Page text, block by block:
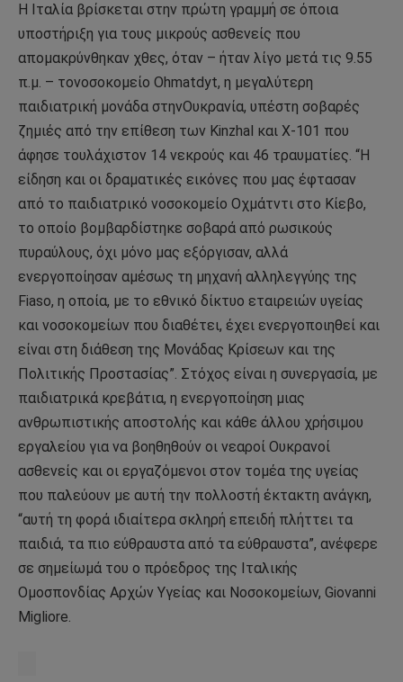
Η Ιταλία βρίσκεται στην πρώτη γραμμή σε όποια
υποστήριξη για τους μικρούς ασθενείς που
απομακρύνθηκαν χθες, όταν – ήταν λίγο μετά τις 9.55
π.μ. – τονοσοκομείο Ohmatdyt, η μεγαλύτερη
παιδιατρική μονάδα στηνΟυκρανία, υπέστη σοβαρές
ζημιές από την επίθεση των Kinzhal και X-101 που
άφησε τουλάχιστον 14 νεκρούς και 46 τραυματίες. “Η
είδηση και οι δραματικές εικόνες που μας έφτασαν
από το παιδιατρικό νοσοκομείο Οχμάτντι στο Κίεβο,
το οποίο βομβαρδίστηκε σοβαρά από ρωσικούς
πυραύλους, όχι μόνο μας εξόργισαν, αλλά
ενεργοποίησαν αμέσως τη μηχανή αλληλεγγύης της
Fiaso, η οποία, με το εθνικό δίκτυο εταιρειών υγείας
και νοσοκομείων που διαθέτει, έχει ενεργοποιηθεί και
είναι στη διάθεση της Μονάδας Κρίσεων και της
Πολιτικής Προστασίας”. Στόχος είναι η συνεργασία, με
παιδιατρικά κρεβάτια, η ενεργοποίηση μιας
ανθρωπιστικής αποστολής και κάθε άλλου χρήσιμου
εργαλείου για να βοηθηθούν οι νεαροί Ουκρανοί
ασθενείς και οι εργαζόμενοι στον τομέα της υγείας
που παλεύουν με αυτή την πολλοστή έκτακτη ανάγκη,
“αυτή τη φορά ιδιαίτερα σκληρή επειδή πλήττει τα
παιδιά, τα πιο εύθραυστα από τα εύθραυστα”, ανέφερε
σε σημείωμά του ο πρόεδρος της Ιταλικής
Ομοσπονδίας Αρχών Υγείας και Νοσοκομείων, Giovanni
Migliore.